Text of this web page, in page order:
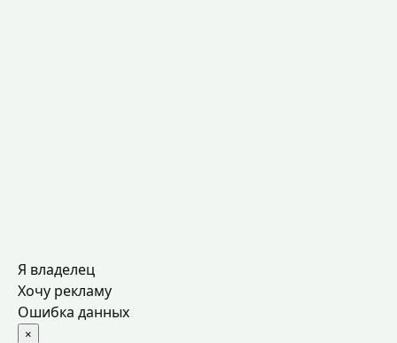
Я владелец
Хочу рекламу
Ошибка данных
×